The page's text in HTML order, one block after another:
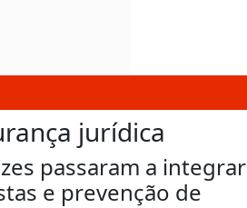
jurídica
passaram a integrar
e prevenção de